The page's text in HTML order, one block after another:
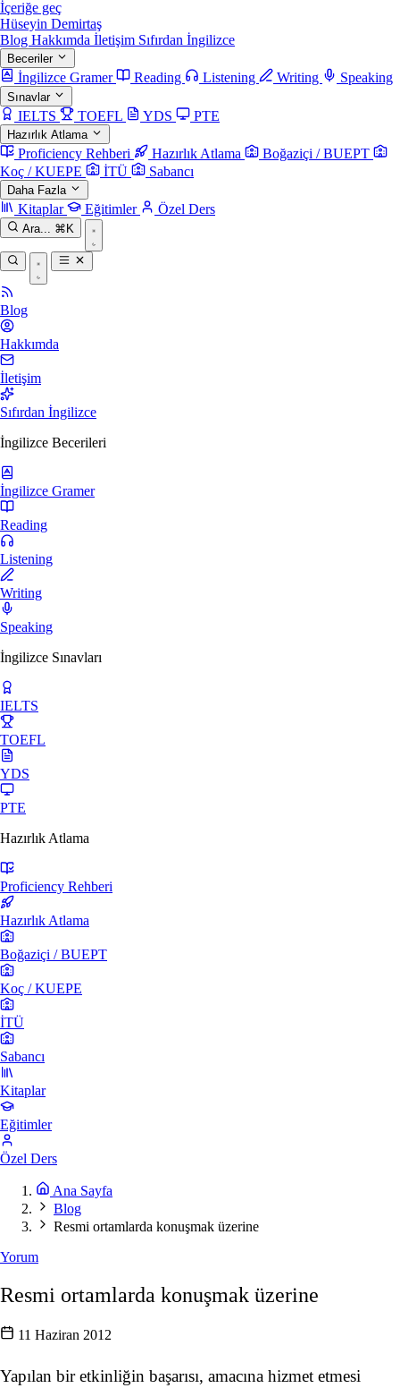
İçeriğe geç
Hüseyin Demirtaş
Blog Hakkımda İletişim Sıfırdan İngilizce
Beceriler
İngilizce Gramer Reading Listening Writing Speaking
Sınavlar
IELTS TOEFL YDS PTE
Hazırlık Atlama
Proficiency Rehberi Hazırlık Atlama
Boğaziçi / BUEPT
Koç / KUEPE
İTÜ Sabancı
Daha Fazla
Kitaplar Eğitimler Özel Ders
Ara... ⌘K
Blog
Hakkımda
İletişim
Sıfırdan İngilizce
İngilizce Becerileri
İngilizce Gramer
Reading
Listening
Writing
Speaking
İngilizce Sınavları
IELTS
TOEFL
YDS
PTE
Hazırlık Atlama
Proficiency Rehberi
Hazırlık Atlama
Boğaziçi / BUEPT
Koç / KUEPE
İTÜ
Sabancı
Kitaplar
Eğitimler
Özel Ders
Ana Sayfa
Blog
Resmi ortamlarda konuşmak üzerine
Yorum
Resmi ortamlarda konuşmak üzerine
11 Haziran 2012
Yapılan bir etkinliğin başarısı, amacına hizmet etmesi